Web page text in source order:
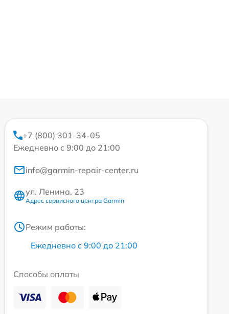
+7 (800) 301-34-05
Ежедневно с 9:00 до 21:00
info@garmin-repair-center.ru
ул. Ленина, 23
Адрес сервисного центра Garmin
Режим работы:
Ежедневно с 9:00 до 21:00
Способы оплаты